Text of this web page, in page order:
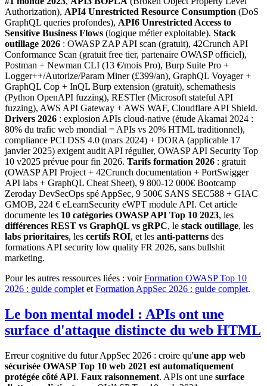
Authorization), API4 Unrestricted Resource Consumption (DoS
GraphQL queries profondes), API6 Unrestricted Access to
Sensitive Business Flows (logique métier exploitable). Stack
outillage 2026 : OWASP ZAP API scan (gratuit), 42Crunch API
Conformance Scan (gratuit free tier, partenaire OWASP officiel),
Postman + Newman CLI (13 €/mois Pro), Burp Suite Pro +
Logger++/Autorize/Param Miner (£399/an), GraphQL Voyager +
GraphQL Cop + InQL Burp extension (gratuit), schemathesis
(Python OpenAPI fuzzing), RESTler (Microsoft stateful API
fuzzing), AWS API Gateway + AWS WAF, Cloudflare API Shield.
Drivers 2026 : explosion APIs cloud-native (étude Akamai 2024 :
80% du trafic web mondial = APIs vs 20% HTML traditionnel),
compliance PCI DSS 4.0 (mars 2024) + DORA (applicable 17
janvier 2025) exigent audit API régulier, OWASP API Security Top
10 v2025 prévue pour fin 2026. Tarifs formation 2026 : gratuit
(OWASP API Project + 42Crunch documentation + PortSwigger
API labs + GraphQL Cheat Sheet), 9 800-12 000€ Bootcamp
Zeroday DevSecOps spé AppSec, 9 500€ SANS SEC588 + GIAC
GMOB, 224 € eLearnSecurity eWPT module API. Cet article
documente les 10 catégories OWASP API Top 10 2023, les
différences REST vs GraphQL vs gRPC, le stack outillage, les
labs prioritaires, les certifs ROI, et les anti-patterns des
formations API security low quality FR 2026, sans bullshit
marketing.
Pour les autres ressources liées : voirFormation OWASP Top 10
2026 : guide complet et Formation AppSec 2026 : guide complet.
Le bon mental model : APIs ont une
surface d'attaque distincte du web HTML
Erreur cognitive du futur AppSec 2026 : croire qu'une app web
sécurisée OWASP Top 10 web 2021 est automatiquement
protégée côté API. Faux raisonnement. APIs ont une surface